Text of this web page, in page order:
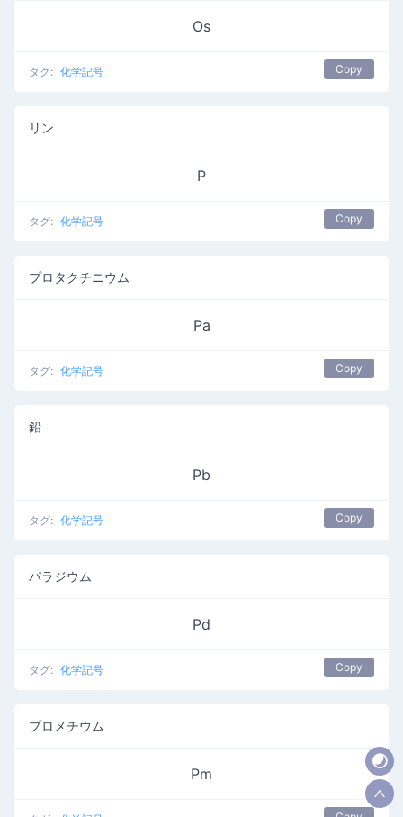
Os
タグ: 化学記号 Copy
リン
P
タグ: 化学記号 Copy
プロタクチニウム
Pa
タグ: 化学記号 Copy
鉛
Pb
タグ: 化学記号 Copy
パラジウム
Pd
タグ: 化学記号 Copy
プロメチウム
Pm